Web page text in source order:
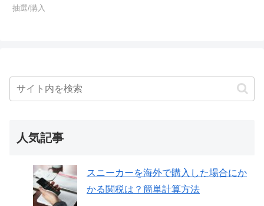
抽選/購入
人気記事
スニーカーを海外で購入した場合にか
かる関税は？簡単計算方法